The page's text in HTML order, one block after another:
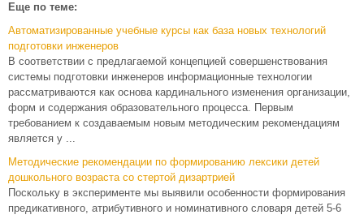
Еще по теме:
Автоматизированные учебные курсы как база новых технологий
подготовки инженеров
В соответствии с предлагаемой концепцией совершенствования
системы подготовки инженеров информационные технологии
рассматриваются как основа кардинального изменения организации,
форм и содержания образовательного процесса. Первым
требованием к создаваемым новым методическим рекомендациям
является у ...
Методические рекомендации по формированию лексики детей
дошкольного возраста со стертой дизартрией
Поскольку в эксперименте мы выявили особенности формирования
предикативного, атрибутивного и номинативного словаря детей 5-6